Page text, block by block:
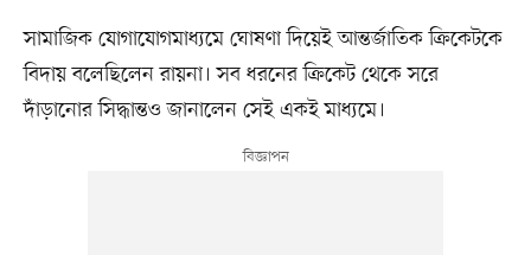
সামাজিক যোগাযোগমাধ্যমে ঘোষণা দিয়েই আন্তর্জাতিক ক্রিকেটকে
বিদায় বলেছিলেন রায়না। সব ধরনের ক্রিকেট থেকে সরে
দাঁড়ানোর সিদ্ধান্তও জানালেন সেই একই মাধ্যমে।